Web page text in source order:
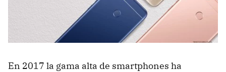
En 2017 la gama alta de smartphones ha